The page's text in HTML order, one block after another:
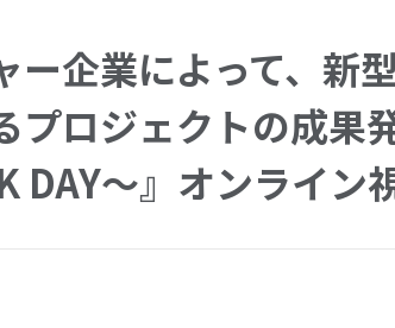
企業によって、新
プロジェクトの成果
DAY～』オンライン